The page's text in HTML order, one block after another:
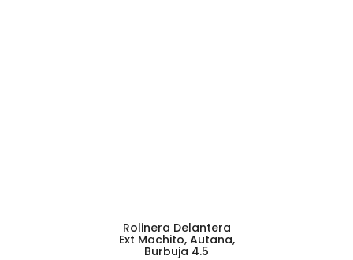
Rolinera Delantera
Ext Machito, Autana,
Burbuja 4.5